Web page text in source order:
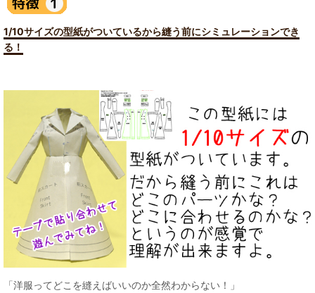
1/10サイズの型紙がついているから縫う前にシミュレーションでき
る！
「洋服ってどこを縫えばいいのか全然わからない！」